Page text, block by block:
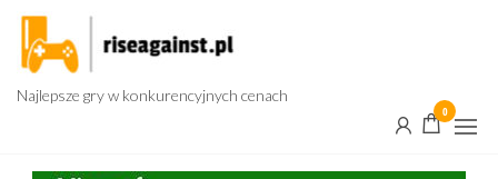
Przejdź
treści
Najlepsze gry w konkurencyjnych cenach
0